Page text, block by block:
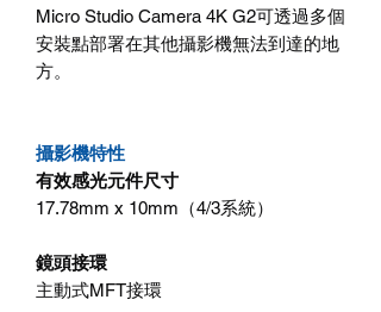
Micro Studio Camera 4K G2可透過多個
安裝點部署在其他攝影機無法到達的地
方。
攝影機特性
有效感光元件尺寸
17.78mm x 10mm（4/3系統）
鏡頭接環
主動式MFT接環